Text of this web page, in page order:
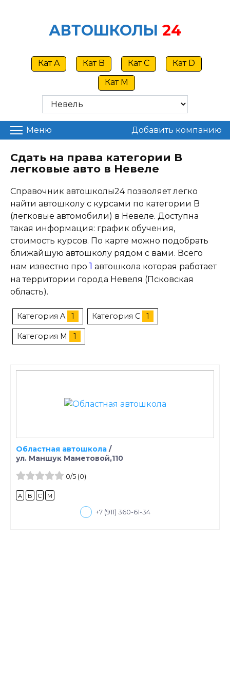
АВТОШКОЛЫ 24
Кат A Кат B Кат C
Кат D
Кат M
Меню Добавить компанию
Сдать на права категории B
легковые авто в Невеле
Справочник автошколы24 позволяет легко
найти автошколу с курсами по категории B
(легковые автомобили) в Невеле. Доступна
такая информация: график обучения,
стоимость курсов. По карте можно подобрать
ближайшую автошколу рядом с вами. Всего
нам известно про1 автошкола которая работает
на территории города Невеля (Псковская
область).
Категория A 1 Категория C 1
Категория M 1
Областная автошкола /
ул. Маншук Маметовой,110
0/5(0)
A B C M
+7 (911) 360-61-34